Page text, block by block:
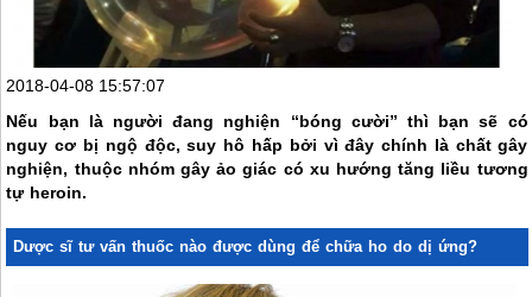
2018-04-08 15:57:07
Nếu bạn là người đang nghiện “bóng cười” thì bạn sẽ có
nguy cơ bị ngộ độc, suy hô hấp bởi vì đây chính là chất gây
nghiện, thuộc nhóm gây ảo giác có xu hướng tăng liều tương
tự heroin.
Dược sĩ tư vấn thuốc nào được dùng để chữa ho do dị ứng?